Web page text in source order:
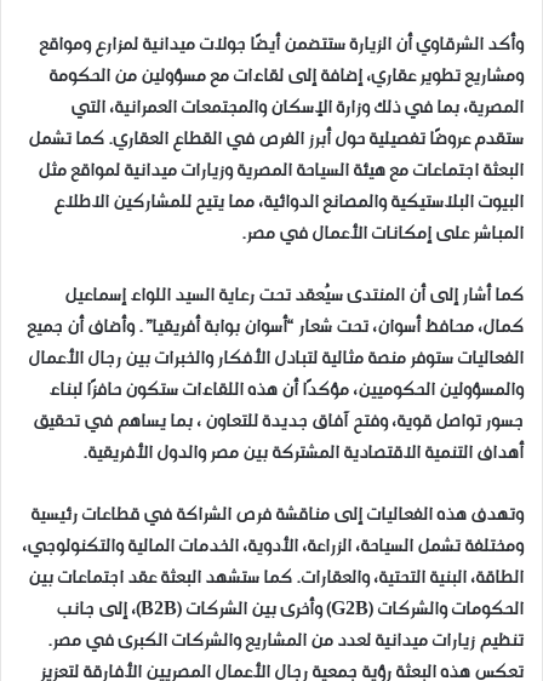
وأكد الشرقاوي أن الزيارة ستتضمن أيضًا جولات ميدانية لمزارع ومواقع
ومشاريع تطوير عقاري، إضافة إلى لقاءات مع مسؤولين من الحكومة
المصرية، بما في ذلك وزارة الإسكان والمجتمعات العمرانية، التي
ستقدم عروضًا تفصيلية حول أبرز الفرص في القطاع العقاري. كما تشمل
البعثة اجتماعات مع هيئة السياحة المصرية وزيارات ميدانية لمواقع مثل
البيوت البلاستيكية والمصانع الدوائية، مما يتيح للمشاركين الاطلاع
المباشر على إمكانات الأعمال في مصر.
كما أشار إلى أن المنتدى سيُعقد تحت رعاية السيد اللواء إسماعيل
كمال، محافظ أسوان، تحت شعار “أسوان بوابة أفريقيا”. وأضاف أن جميع
الفعاليات ستوفر منصة مثالية لتبادل الأفكار والخبرات بين رجال الأعمال
والمسؤولين الحكوميين، مؤكدًا أن هذه اللقاءات ستكون حافزًا لبناء
جسور تواصل قوية، وفتح آفاق جديدة للتعاون ، بما يساهم في تحقيق
أهداف التنمية الاقتصادية المشتركة بين مصر والدول الأفريقية.
وتهدف هذه الفعاليات إلى مناقشة فرص الشراكة في قطاعات رئيسية
ومختلفة تشمل السياحة، الزراعة، الأدوية، الخدمات المالية والتكنولوجي،
الطاقة، البنية التحتية، والعقارات. كما ستشهد البعثة عقد اجتماعات بين
الحكومات والشركات (G2B) وأخرى بين الشركات (B2B)، إلى جانب
تنظيم زيارات ميدانية لعدد من المشاريع والشركات الكبرى في مصر.
تعكس هذه البعثة رؤية جمعية رجال الأعمال المصريين الأفارقة لتعزيز